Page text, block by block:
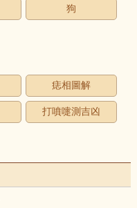
狗
痣相圖解
打噴嚏測吉凶